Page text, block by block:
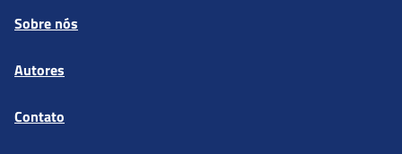
Sobre nós
Autores
Contato